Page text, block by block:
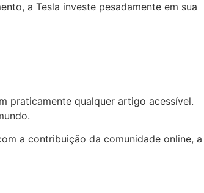
a Tesla investe pesadamente em sua
praticamente qualquer artigo acessível.
a contribuição da comunidade online, a